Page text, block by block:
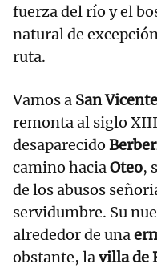
fuerza del río y el
natural de
ruta.
Vamos a San
remonta al siglo
desaparecido
camino haciaOteo,
de los abusos
servidumbre. Su
alrededor de una
obstante, lavilla de